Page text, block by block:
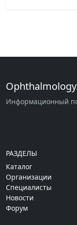
Информационный
РАЗДЕЛЫ
Каталог
Организации
Специалисты
Новости
Форум